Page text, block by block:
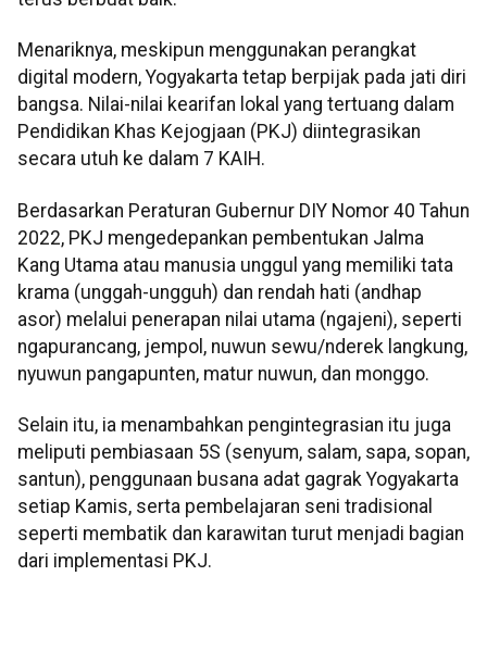
Menariknya, meskipun menggunakan perangkat
digital modern, Yogyakarta tetap berpijak pada jati diri
bangsa. Nilai-nilai kearifan lokal yang tertuang dalam
Pendidikan Khas Kejogjaan (PKJ) diintegrasikan
secara utuh ke dalam 7 KAIH.
Berdasarkan Peraturan Gubernur DIY Nomor 40 Tahun
2022, PKJ mengedepankan pembentukan Jalma
Kang Utama atau manusia unggul yang memiliki tata
krama (unggah-ungguh) dan rendah hati (andhap
asor) melalui penerapan nilai utama (ngajeni), seperti
ngapurancang, jempol, nuwun sewu/nderek langkung,
nyuwun pangapunten, matur nuwun, dan monggo.
Selain itu, ia menambahkan pengintegrasian itu juga
meliputi pembiasaan 5S (senyum, salam, sapa, sopan,
santun), penggunaan busana adat gagrak Yogyakarta
setiap Kamis, serta pembelajaran seni tradisional
seperti membatik dan karawitan turut menjadi bagian
dari implementasi PKJ.